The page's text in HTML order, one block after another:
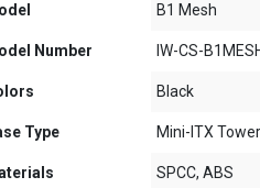
B1 Mesh
Number IW-CS-
Black
Type Mini-ITX Tower
SPCC, ABS